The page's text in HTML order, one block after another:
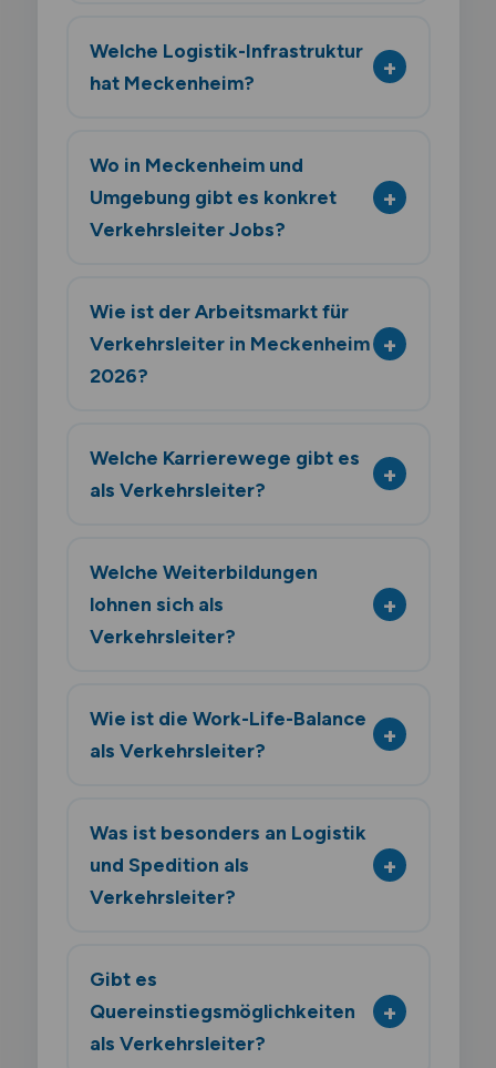
Welche Logistik-Infrastruktur
hat Meckenheim?
Wo in Meckenheim und
Umgebung gibt es konkret
Verkehrsleiter Jobs?
Wie ist der Arbeitsmarkt für
Verkehrsleiter in Meckenheim
2026?
Welche Karrierewege gibt es
als Verkehrsleiter?
Welche Weiterbildungen
lohnen sich als
Verkehrsleiter?
Wie ist die Work-Life-Balance
als Verkehrsleiter?
Was ist besonders an Logistik
und Spedition als
Verkehrsleiter?
Gibt es
Quereinstiegsmöglichkeiten
als Verkehrsleiter?